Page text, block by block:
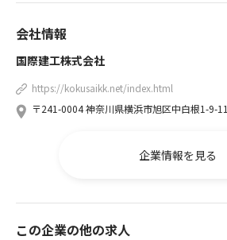
会社情報
国際建工株式会社
https://kokusaikk.net/index.html
〒241-0004 神奈川県横浜市旭区中白根1-9-11
企業情報を見る
この企業の他の求人